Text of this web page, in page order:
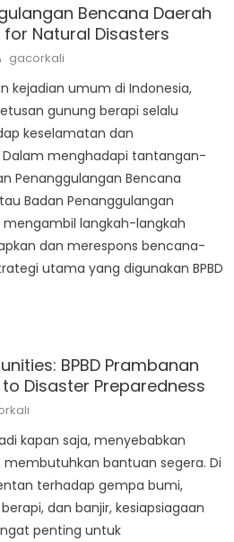
Bencana Daerah
Natural Disasters
Author
gacorkali
kejadian umum di Indonesia,
gunung berapi selalu
keselamatan dan
Dalam menghadapi tantangan-
Penanggulangan Bencana
Badan Penanggulangan
mengambil langkah-langkah
dan merespons bencana-
utama yang digunakan BPBD
BPBD Prambanan
Disaster Preparedness
kapan saja, menyebabkan
bantuan segera. Di
terhadap gempa bumi,
dan banjir, kesiapsiagaan
penting untuk